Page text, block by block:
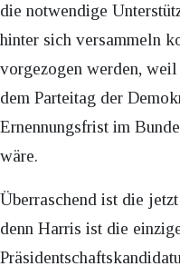
die notwendige
hinter sich versammeln
vorgezogen werden,
dem Parteitag der
Ernennungsfrist im
wäre.
Überraschend ist die
denn Harris ist die